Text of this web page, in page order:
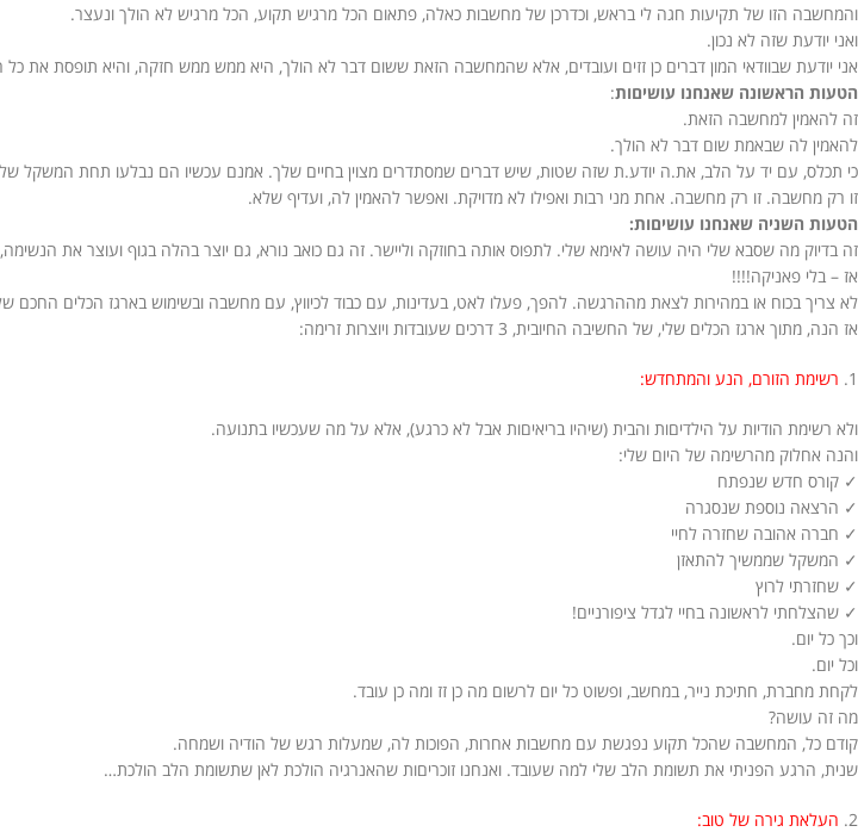
והמחשבה הזו של תקיעות חגה לי בראש, וכדרכן של מחשבות כאלה, פתאום הכל מרגיש תקוע, הכל מרגיש לא הולך ונעצר.
ואני יודעת שזה לא נכון.
אני יודעת שבוודאי המון דברים כן זזים ועובדים, אלא שהמחשבה הזאת ששום דבר לא הולך, היא ממש ממש חזקה, והיא תופסת את
הטעות הראשונה שאנחנו עושיםות:
זה להאמין למחשבה הזאת.
להאמין לה שבאמת שום דבר לא הולך.
כי תכלס, עם יד על הלב, את.ה יודע.ת שזה שטות, שיש דברים שמסתדרים מצוין בחיים שלך. אמנם עכשיו הם נבלעו תחת המשקל
זו רק מחשבה. זו רק מחשבה. אחת מני רבות ואפילו לא מדויקת. ואפשר להאמין לה, ועדיף שלא.
הטעות השניה שאנחנו עושיםות:
זה בדיוק מה שסבא שלי היה עושה לאימא שלי. לתפוס אותה בחוזקה וליישר. זה גם כואב נורא, גם יוצר בהלה בגוף ועוצר את
אז – בלי פאניקה!!!!
לא צריך בכוח או במהירות לצאת מההרגשה. להפך, פעלו לאט, בעדינות, עם כבוד לכיווץ, עם מחשבה ובשימוש בארגז הכלים החכם
אז הנה, מתוך ארגז הכלים שלי, של החשיבה החיובית, 3 דרכים שעובדות ויוצרות זרימה:
1. רשימת הזורם, הנע והמתחדש:
ולא רשימת הודיות על הילדיםות והבית (שיהיו בריאיםות אבל לא כרגע), אלא על מה שעכשיו בתנועה.
והנה אחלוק מהרשימה של היום שלי:
✓ קורס חדש שנפתח
✓ הרצאה נוספת שנסגרה
✓ חברה אהובה שחזרה לחיי
✓ המשקל שממשיך להתאזן
✓ שחזרתי לרוץ
✓ שהצלחתי לראשונה בחיי לגדל ציפורניים!
וכך כל יום.
וכל יום.
לקחת מחברת, חתיכת נייר, במחשב, ופשוט כל יום לרשום מה כן זז ומה כן עובד.
מה זה עושה?
קודם כל, המחשבה שהכל תקוע נפגשת עם מחשבות אחרות, הפוכות לה, שמעלות רגש של הודיה ושמחה.
שנית, הרגע הפניתי את תשומת הלב שלי למה שעובד. ואנחנו זוכריםות שהאנרגיה הולכת לאן שתשומת הלב הולכת…
2. העלאת גירה של טוב: